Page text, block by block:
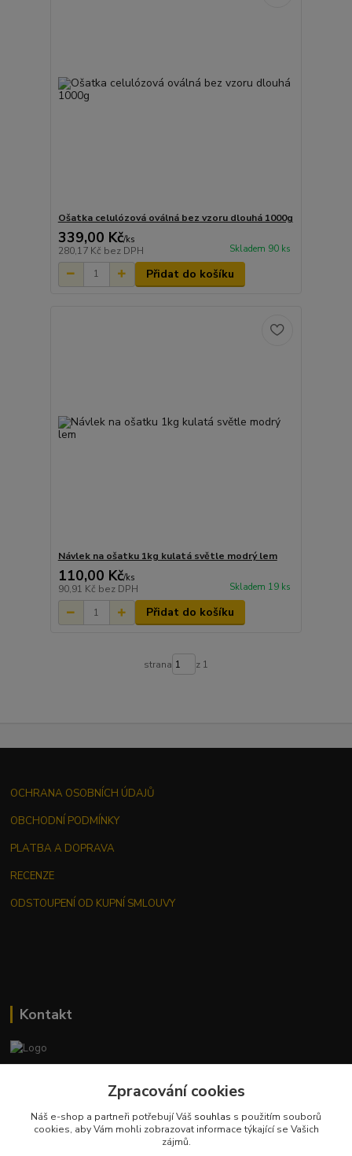
Ošatka celulózová oválná bez vzoru dlouhá 1000g
339,00 Kč/ks
280,17 Kč bez DPH Skladem 90 ks
Přidat do košíku
Návlek na ošatku 1kg kulatá světle modrý lem
110,00 Kč/ks
90,91 Kč bez DPH Skladem 19 ks
Přidat do košíku
strana z 1
OCHRANA OSOBNÍCH ÚDAJŮ
OBCHODNÍ PODMÍNKY
PLATBA A DOPRAVA
RECENZE
ODSTOUPENÍ OD KUPNÍ SMLOUVY
Kontakt
+420 737 551 994
obchod@dobraspizirna.cz
Zpracování cookies
Náš e-shop a partneři potřebují Váš souhlas s použitím souborů
cookies, aby Vám mohli zobrazovat informace týkající se Vašich
zájmů.